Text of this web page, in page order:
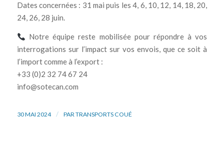
Dates concernées : 31 mai puis les 4, 6, 10, 12, 14, 18, 20,
24, 26, 28 juin.
Notre équipe reste mobilisée pour répondre à vos
interrogations sur l’impact sur vos envois, que ce soit à
l’import comme à l’export :
+33 (0)2 32 74 67 24
info@sotecan.com
30 MAI 2024 / PAR TRANSPORTS COUÉ